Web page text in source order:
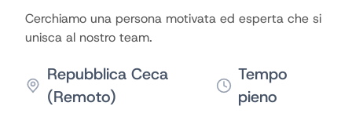
Cerchiamo una persona motivata ed esperta che si
unisca al nostro team.
Repubblica Ceca
(Remoto)
Tempo
pieno